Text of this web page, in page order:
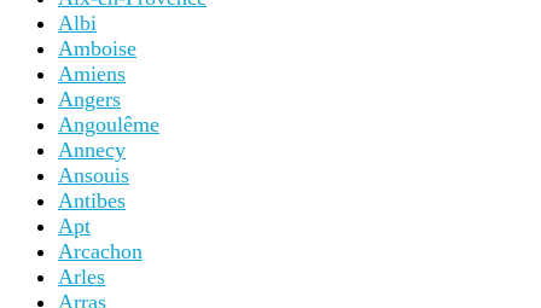
Albi
Amboise
Amiens
Angers
Angoulême
Annecy
Ansouis
Antibes
Apt
Arcachon
Arles
Arras